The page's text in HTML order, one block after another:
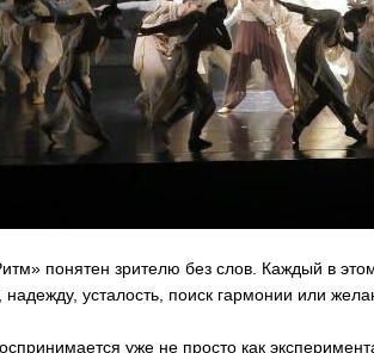
понятен зрителю без слов. Каждый в
надежду, усталость, поиск гармонии или
уже не просто как